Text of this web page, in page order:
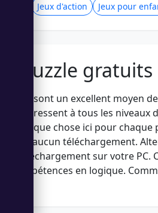
Jeux d'action Jeux pour
de puzzle
puzzle sont un excellent
qui s'adressent à tous les
y a quelque chose ici pour
sans aucun téléchargement.
en téléchargement sur votre
compétences en logique.